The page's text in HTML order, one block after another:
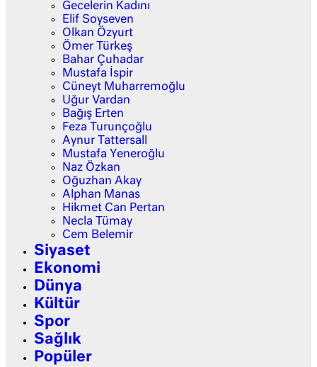
Gecelerin Kadını
Elif Soyseven
Olkan Özyurt
Ömer Türkeş
Bahar Çuhadar
Mustafa İspir
Cüneyt Muharremoğlu
Uğur Vardan
Bağış Erten
Feza Turunçoğlu
Aynur Tattersall
Mustafa Yeneroğlu
Naz Özkan
Oğuzhan Akay
Alphan Manas
Hikmet Can Pertan
Necla Tümay
Cem Belemir
Siyaset
Ekonomi
Dünya
Kültür
Spor
Sağlık
Popüler